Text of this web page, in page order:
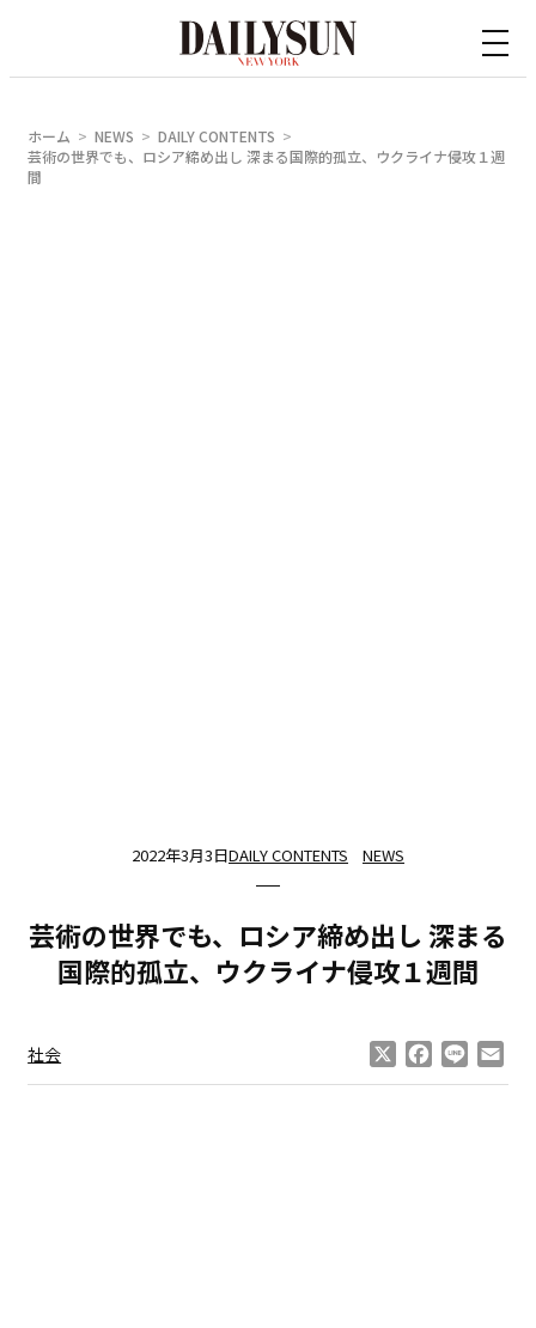
ホーム NEWS
DAILY CONTENTS
芸術の世界でも、ロシア締め出し 深まる国際的孤立、ウクライナ侵攻１週
間
2022年3月3日DAILY CONTENTS NEWS
芸術の世界でも、ロシア締め出し 深まる
国際的孤立、ウクライナ侵攻１週間
社会 Facebook
Line